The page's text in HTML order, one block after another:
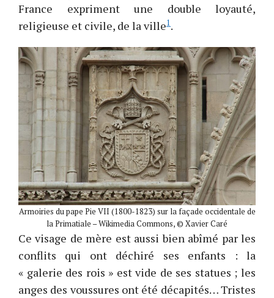
France expriment une double loyauté,
religieuse et civile, de la ville1.
Armoiries du pape Pie VII (1800-1823) sur la façade occidentale de
la Primatiale – Wikimedia Commons, © Xavier Caré
Ce visage de mère est aussi bien abîmé par les
conflits qui ont déchiré ses enfants : la
« galerie des rois » est vide de ses statues ; les
anges des voussures ont été décapités… Tristes